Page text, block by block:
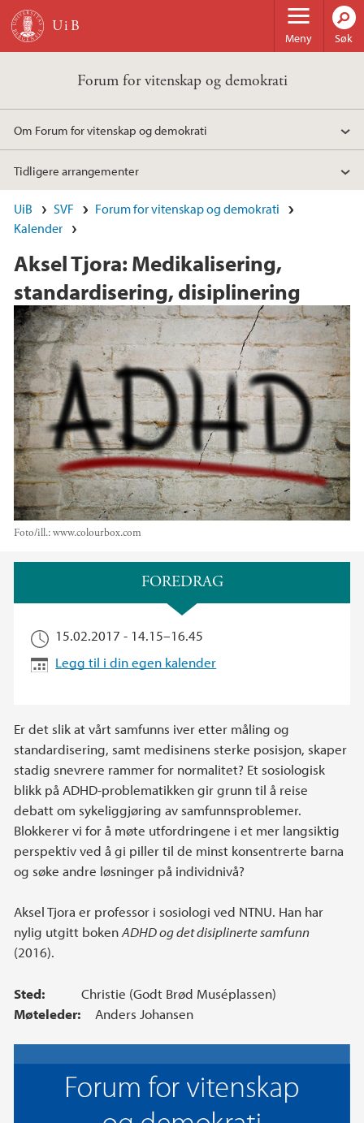
Hopp til hovedinnhold
Meny Søk
Forum for vitenskap og demokrati
Om Forum for vitenskap og demokrati
Tidligere arrangementer
UiB SVF
Forum for vitenskap og demokrati
Kalender
Aksel Tjora: Medikalisering,
standardisering, disiplinering
Foto/ill.:www.colourbox.com
FOREDRAG
15.02.2017 - 14.15–16.45
Legg til i din egen kalender
Er det slik at vårt samfunns iver etter måling og
standardisering, samt medisinens sterke posisjon, skaper
stadig snevrere rammer for normalitet? Et sosiologisk
blikk på ADHD-problematikken gir grunn til å reise
debatt om sykeliggjøring av samfunnsproblemer.
Blokkerer vi for å møte utfordringene i et mer langsiktig
perspektiv ved å gi piller til de minst konsentrerte barna
og søke andre løsninger på individnivå?
Aksel Tjora er professor i sosiologi ved NTNU. Han har
nylig utgitt bokenADHD og det disiplinerte samfunn
(2016).
Sted: Christie (Godt Brød Muséplassen)
Møteleder: Anders Johansen